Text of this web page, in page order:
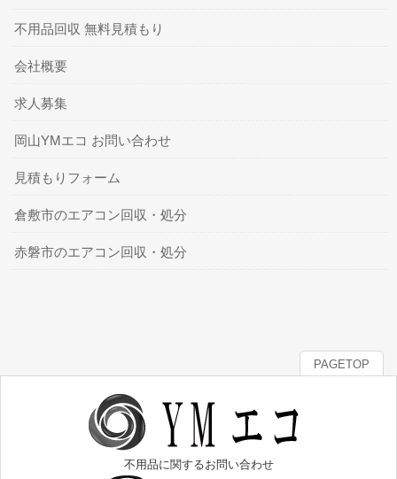
不用品回収 無料見積もり
会社概要
求人募集
岡山YMエコ お問い合わせ
見積もりフォーム
倉敷市のエアコン回収・処分
赤磐市のエアコン回収・処分
PAGETOP
不用品に関するお問い合わせ